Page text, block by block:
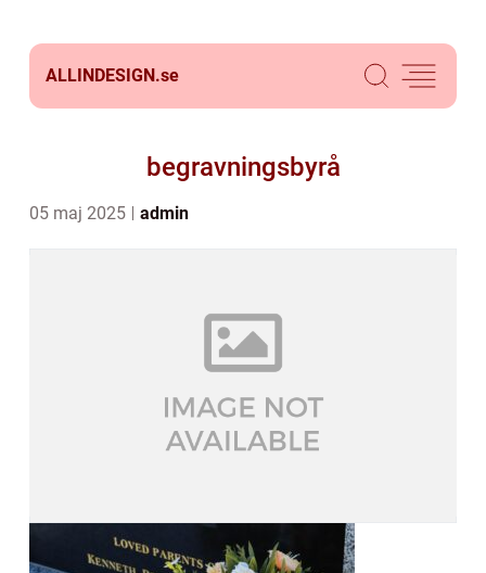
ALLINDESIGN.se
begravningsbyrå
05 maj 2025 admin